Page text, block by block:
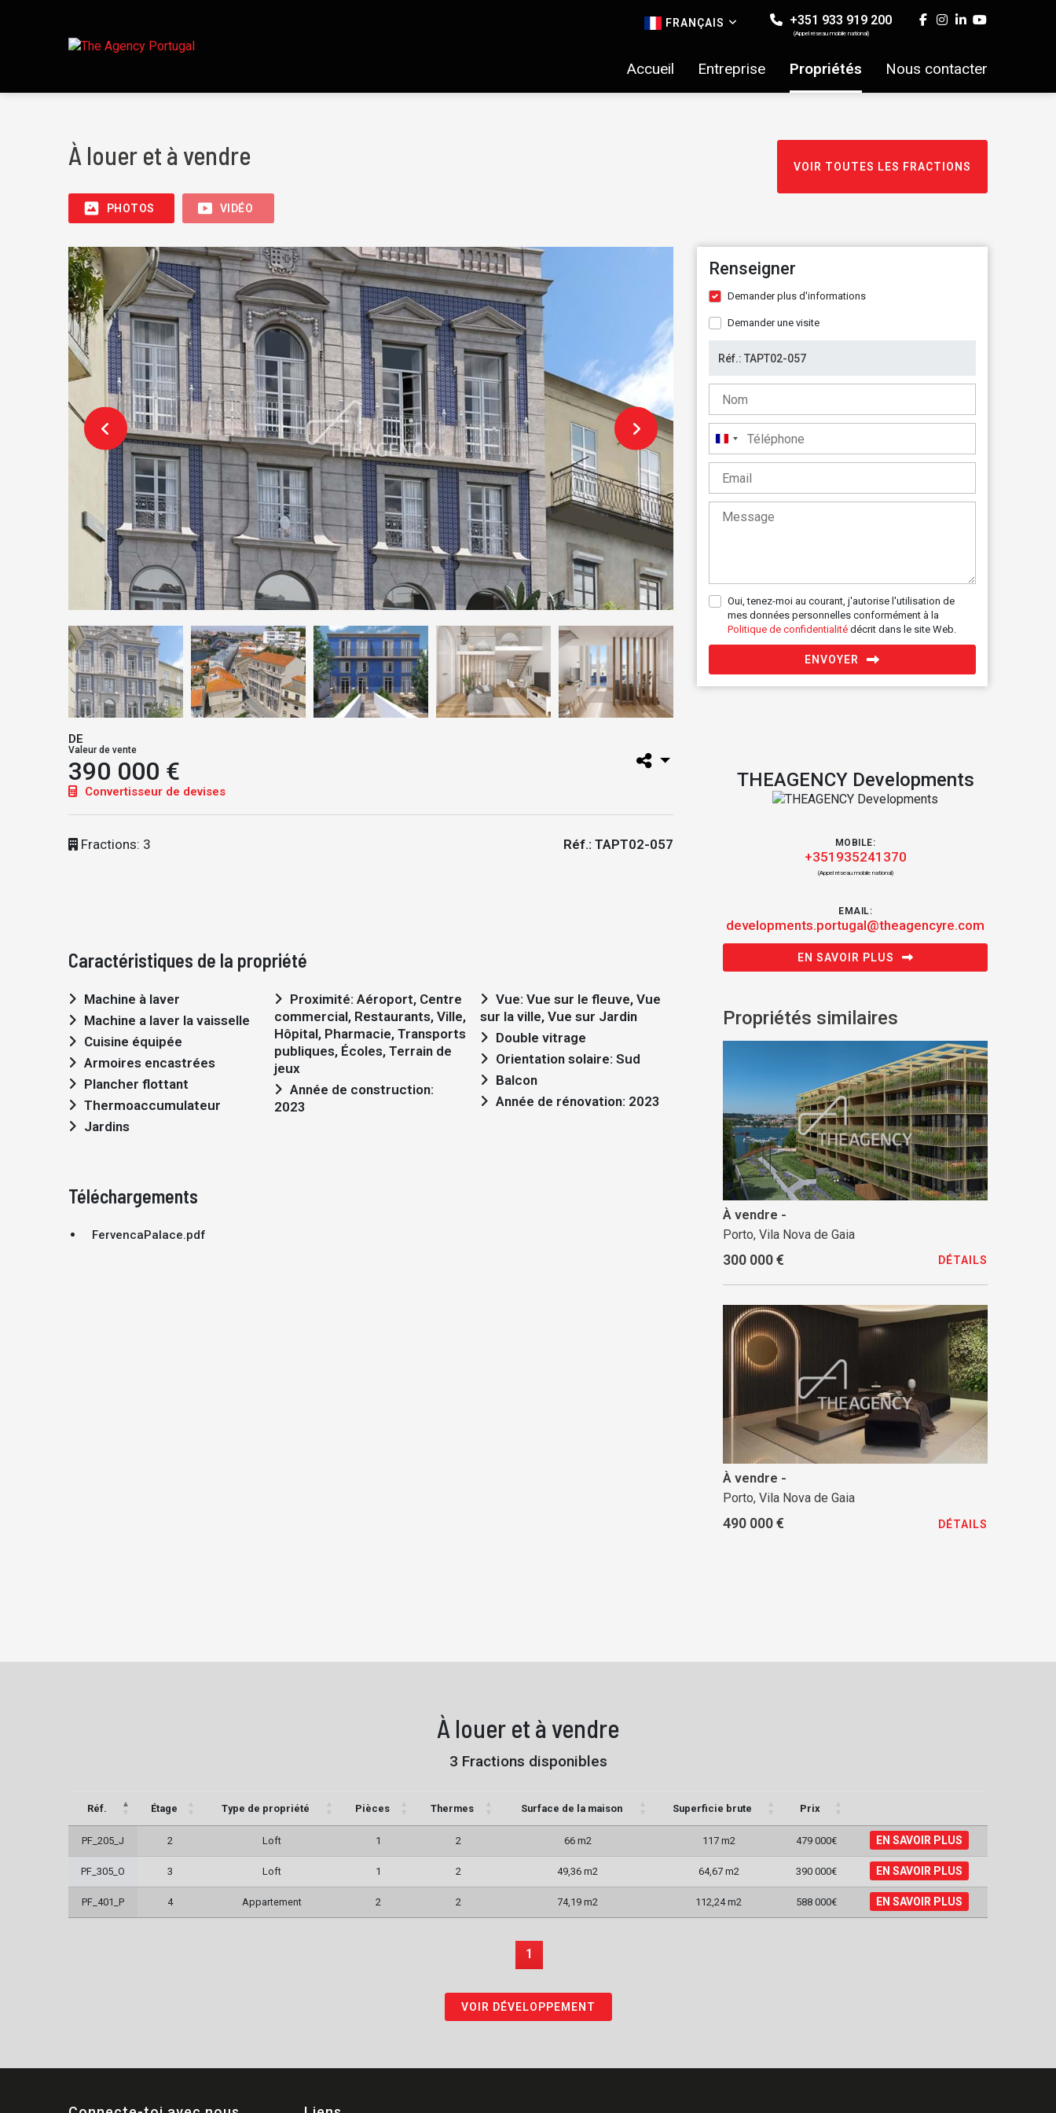
FRANÇAIS +351 933 919 200
(Appel réseau mobile national)
Accueil Entreprise Propriétés Nous contacter
À louer et à vendre VOIR TOUTES LES FRACTIONS
PHOTOS VIDÉO
DE
Valeur de vente
390 000 €
Convertisseur de devises
Fractions: 3 Réf.: TAPT02-057
Caractéristiques de la propriété
Machine à laver
Machine a laver la vaisselle
Cuisine équipée
Armoires encastrées
Plancher flottant
Thermoaccumulateur
Jardins
commercial, Restaurants, Ville,
Hôpital, Pharmacie, Transports
publiques, Écoles, Terrain de
jeux
2023
sur la ville, Vue sur Jardin
Double vitrage
Orientation solaire: Sud
Balcon
Année de rénovation: 2023
Téléchargements
FervencaPalace.pdf
Renseigner
Demander plus d'informations
Demander une visite
France
+33
Oui, tenez-moi au courant, j'autorise l'utilisation de
mes données personnelles conformément à la
Politique de confidentialité décrit dans le site Web.
ENVOYER
THEAGENCY Developments
MOBILE:
+351935241370
(Appel réseau mobile national)
EMAIL:
developments.portugal@theagencyre.com
EN SAVOIR PLUS
Propriétés similaires
À vendre -
Porto, Vila Nova de Gaia
300 000 € DÉTAILS
À vendre -
Porto, Vila Nova de Gaia
490 000 € DÉTAILS
À louer et à vendre
3 Fractions disponibles
Réf. Étage Type de propriété Pièces Thermes Surface de la maison Superficie brute Prix
PF_205_J 2 Loft 1 2 66 m2 117 m2 479 000€ EN SAVOIR PLUS
PF_305_O 3 Loft 1 2 49,36 m2 64,67 m2 390 000€ EN SAVOIR PLUS
PF_401_P 4 Appartement 2 2 74,19 m2 112,24 m2 588 000€ EN SAVOIR PLUS
1
VOIR DÉVELOPPEMENT